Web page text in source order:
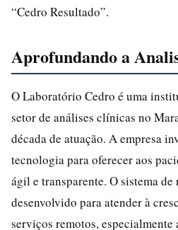
“Cedro Resultado”.
Aprofundando a
O Laboratório Cedro é uma
setor de análises clínicas no
década de atuação. A empresa
tecnologia para oferecer aos
ágil e transparente. O sistema
desenvolvido para atender à
serviços remotos, especialmente